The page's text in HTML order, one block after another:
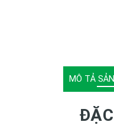
MÔ TẢ